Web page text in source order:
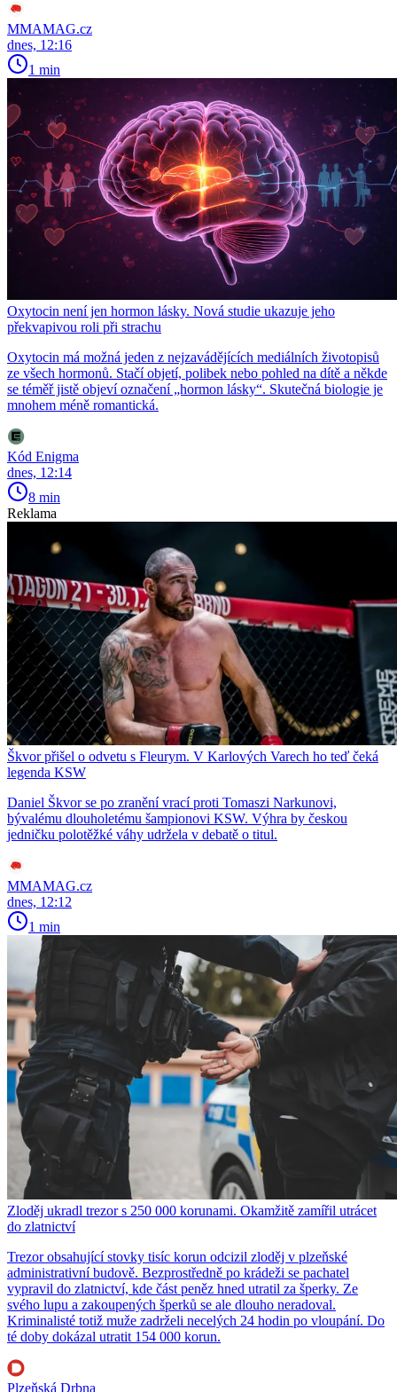
MMAMAG.cz
dnes, 12:16
1 min
Oxytocin není jen hormon lásky. Nová studie ukazuje jeho
překvapivou roli při strachu
Oxytocin má možná jeden z nejzavádějících mediálních životopisů
ze všech hormonů. Stačí objetí, polibek nebo pohled na dítě a někde
se téměř jistě objeví označení „hormon lásky“. Skutečná biologie je
mnohem méně romantická.
Kód Enigma
dnes, 12:14
8 min
Reklama
Škvor přišel o odvetu s Fleurym. V Karlových Varech ho teď čeká
legenda KSW
Daniel Škvor se po zranění vrací proti Tomaszi Narkunovi,
bývalému dlouholetému šampionovi KSW. Výhra by českou
jedničku polotěžké váhy udržela v debatě o titul.
MMAMAG.cz
dnes, 12:12
1 min
Zloděj ukradl trezor s 250 000 korunami. Okamžitě zamířil utrácet
do zlatnictví
Trezor obsahující stovky tisíc korun odcizil zloděj v plzeňské
administrativní budově. Bezprostředně po krádeži se pachatel
vypravil do zlatnictví, kde část peněz hned utratil za šperky. Ze
svého lupu a zakoupených šperků se ale dlouho neradoval.
Kriminalisté totiž muže zadrželi necelých 24 hodin po vloupání. Do
té doby dokázal utratit 154 000 korun.
Plzeňská Drbna